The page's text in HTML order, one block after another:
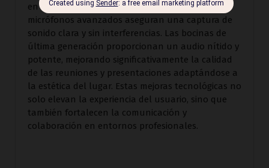
en condiciones de poca luz, mientras que los
micrófonos avanzados aseguran una captura de
sonido clara y sin interferencias. Las bocinas de
última generación proporcionan un audio nítido y
potente, mejorando significativamente la calidad
de las reuniones y presentaciones adaptándose a
la estética del lugar. Estas mejoras tecnológicas no
solo elevan la experiencia del usuario, sino que
también fortalecen la comunicación y
colaboración en entornos profesionales.